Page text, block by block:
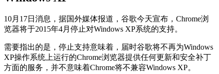
10月17日消息，据国外媒体报道，谷歌今天宣布，Chrome浏
览器将于2015年4月停止对Windows XP系统的支持。
需要指出的是，停止支持意味着，届时谷歌将不再为Windows
XP操作系统上运行的Chrome浏览器提供任何更新和安全补丁
方面的服务，并不意味着Chrome将不兼容Windows XP。